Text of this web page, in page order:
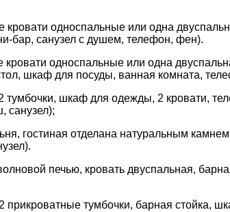
односпальные или одна
бар, санузел с душем, телефон, фен).
односпальные или одна
шкаф для посуды, ванная комната,
шкаф для одежды, 2 кровати,
санузел);
гостиная отделана натуральным
печью, кровать двуспальная,
тумбочки, барная стойка,